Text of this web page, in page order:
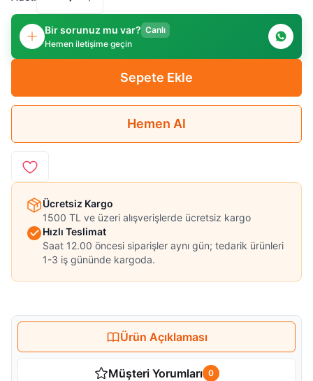
Bir sorunuz mu var? Canlı
Hemen iletişime geçin
Sepete Ekle
Hemen Al
Ücretsiz Kargo
1500 TL ve üzeri alışverişlerde ücretsiz kargo
Hızlı Teslimat
Saat 12.00 öncesi siparişler aynı gün; tedarik ürünleri
1-3 iş gününde kargoda.
Ürün Açıklaması
Müşteri Yorumları 0